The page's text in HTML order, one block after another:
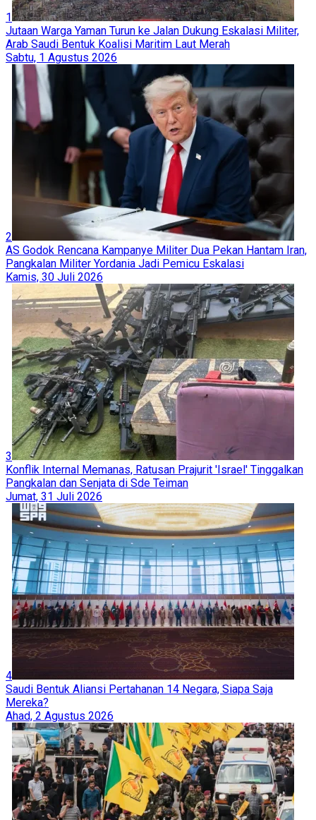
1
Jutaan Warga Yaman Turun ke Jalan Dukung Eskalasi Militer,
Arab Saudi Bentuk Koalisi Maritim Laut Merah
Sabtu, 1 Agustus 2026
2
AS Godok Rencana Kampanye Militer Dua Pekan Hantam Iran,
Pangkalan Militer Yordania Jadi Pemicu Eskalasi
Kamis, 30 Juli 2026
3
Konflik Internal Memanas, Ratusan Prajurit 'Israel' Tinggalkan
Pangkalan dan Senjata di Sde Teiman
Jumat, 31 Juli 2026
4
Saudi Bentuk Aliansi Pertahanan 14 Negara, Siapa Saja
Mereka?
Ahad, 2 Agustus 2026